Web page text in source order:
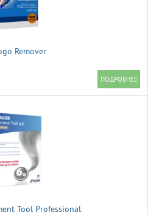
Remover
Tool Professional